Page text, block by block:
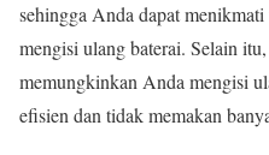
sehingga Anda dapat
mengisi ulang baterai. Selain
memungkinkan Anda mengisi
efisien dan tidak memakan